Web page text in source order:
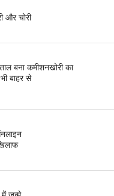
और चोरी
बना कमीशनखोरी का
बाहर से